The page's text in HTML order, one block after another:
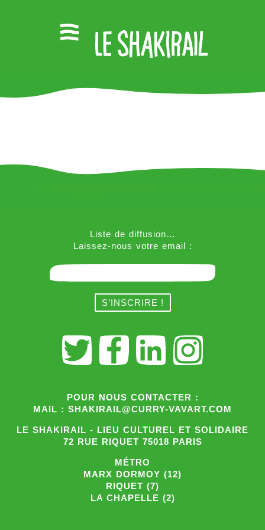
Liste de diffusion…
Laissez-nous votre email :
POUR NOUS CONTACTER :
MAIL : SHAKIRAIL@CURRY-VAVART.COM
LE SHAKIRAIL - LIEU CULTUREL ET SOLIDAIRE
72 RUE RIQUET 75018 PARIS
MÉTRO
MARX DORMOY (12)
RIQUET (7)
LA CHAPELLE (2)